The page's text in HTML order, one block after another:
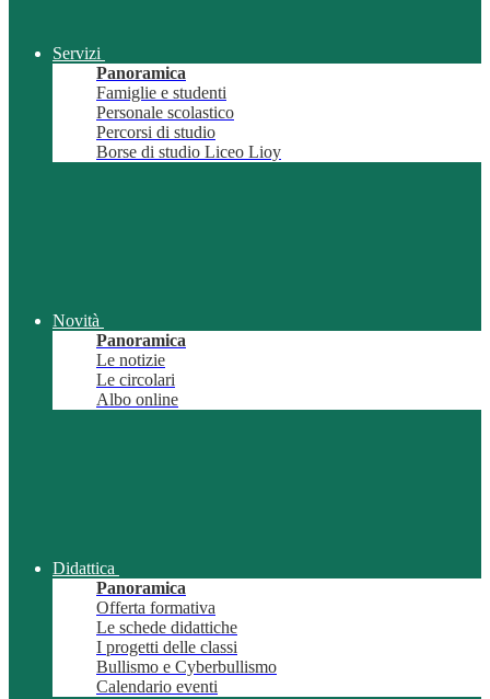
Servizi
Panoramica
Famiglie e studenti
Personale scolastico
Percorsi di studio
Borse di studio Liceo Lioy
Novità
Panoramica
Le notizie
Le circolari
Albo online
Didattica
Panoramica
Offerta formativa
Le schede didattiche
I progetti delle classi
Bullismo e Cyberbullismo
Calendario eventi